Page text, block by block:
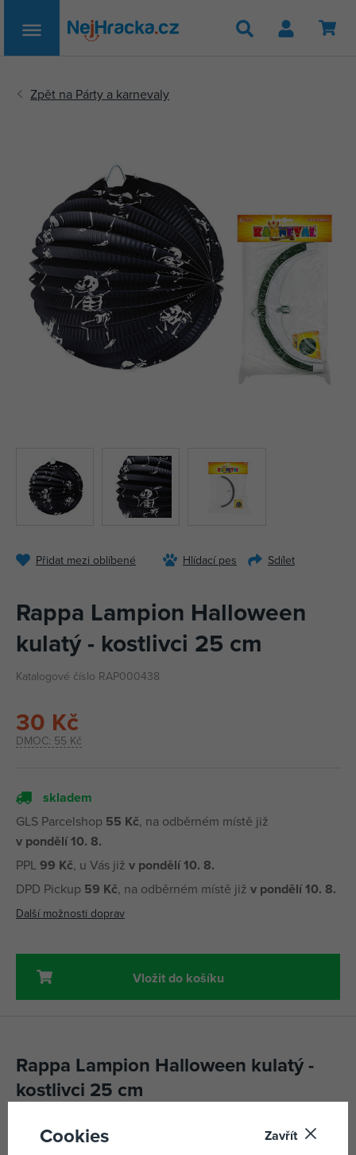
Hledat
Přidat mezi oblíbené Hlídací pes Sdílet
Rappa Lampion Halloween
kulatý - kostlivci 25 cm
Katalogové číslo RAP000438
DMOC: 55 Kč
30 Kč
skladem
GLS Parcelshop 55 Kč, na odběrném místě již
v pondělí 10. 8.
PPL99 Kč, u Vás již v pondělí 10. 8.
DPD Pickup 59 Kč, na odběrném místě již v pondělí 10. 8.
Další možnosti doprav
Vložit do košíku
Rappa Lampion Halloween kulatý -
kostlivci 25 cm
Lampion s motivy kostlivců slouží jako senzační dekorace
všech pirátských večírků či Halloween párty!
Cookies Zavřít